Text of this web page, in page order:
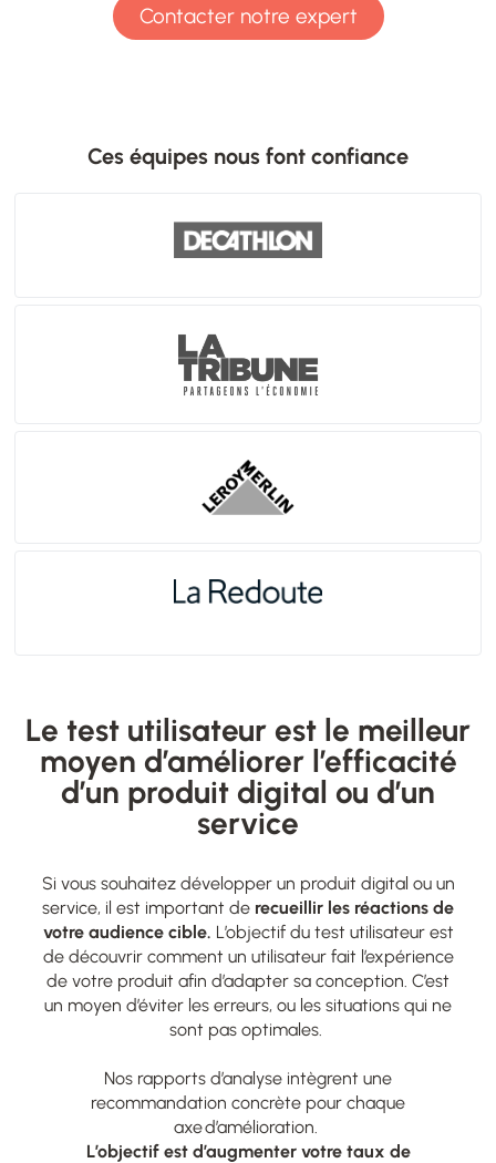
Contacter notre expert
Ces équipes nous font confiance
Le test utilisateur est le meilleur
moyen d’améliorer l’efficacité
d’un produit digital ou d’un
service
Si vous souhaitez développer un produit digital ou un
service, il est important de recueillir les réactions de
votre audience cible. L’objectif du test utilisateur est
de découvrir comment un utilisateur fait l’expérience
de votre produit afin d’adapter sa conception. C’est
un moyen d’éviter les erreurs, ou les situations qui ne
sont pas optimales.
Nos rapports d’analyse intègrent une
recommandation concrète pour chaque
axe d’amélioration.
​L’objectif est d’augmenter votre taux de